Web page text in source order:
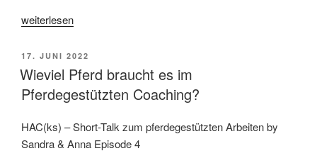
„Rollen
Funktionen
der
Pferde
im
Coaching“
weiterlesen
VERÖFFENTLICHT
AM
17. JUNI 2022
Wieviel Pferd braucht es im
Pferdegestützten Coaching?
HAC(ks) – Short-Talk zum pferdegestützten Arbeiten by
Sandra & Anna Episode 4